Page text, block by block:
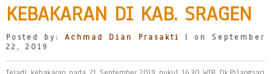
KEBAKARAN DI KAB. SRAGEN
Posted by:Achmad Dian Prasakti
| on September
22, 2019